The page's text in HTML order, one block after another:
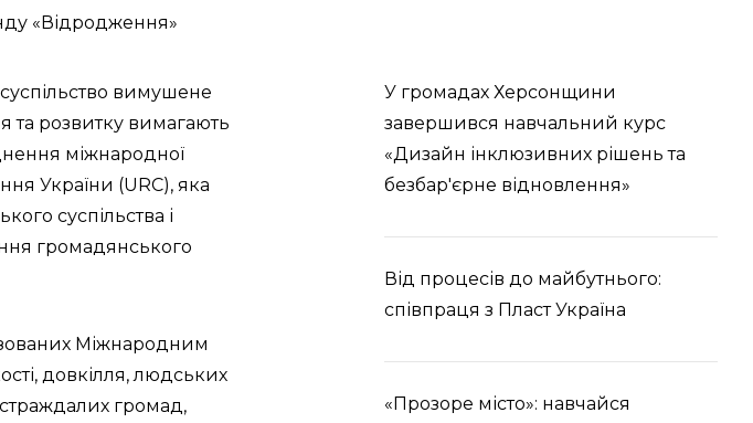
вимушене
та розвитку вимагають
міжнародної
України (URC), яка
суспільства і
громадянського
Міжнародним
довкілля, людських
громад,
У громадах Херсонщини
завершився навчальний курс
«Дизайн інклюзивних рішень та
безбар'єрне відновлення»
Від процесів до майбутнього:
співпраця з Пласт Україна
«Прозоре місто»: навчайся